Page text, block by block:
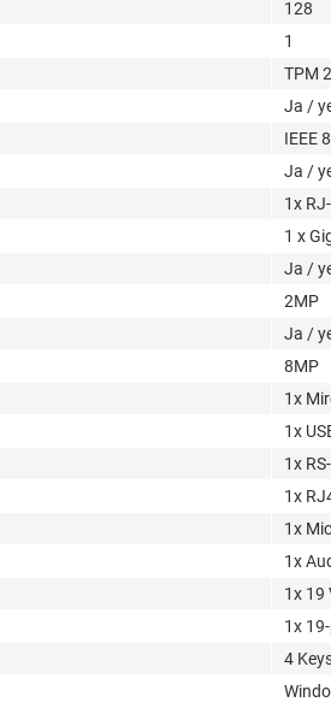
128
1
TPM
Ja /
IEEE
Ja /
1x
1 x
Ja /
2MP
Ja /
8MP
1x
1x
1x
1x
1x
1x
1x 19
1x
4